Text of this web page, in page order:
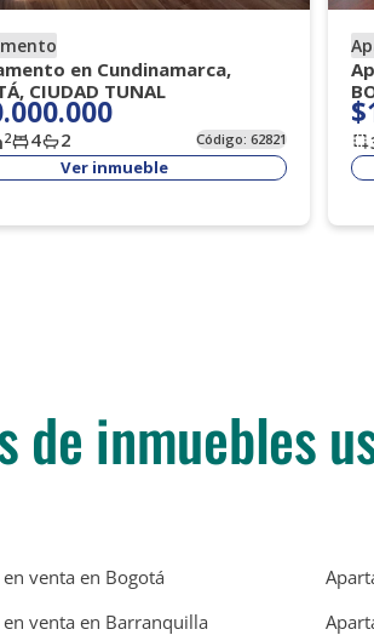
en Cundinamarca,
CIUDAD TUNAL
2 4 2 Código:62821
Ver inmueble
de inmuebles
en venta en Bogotá
en venta en Barranquilla